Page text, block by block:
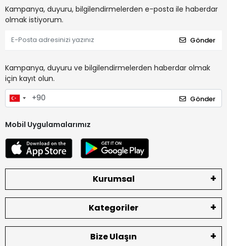
Kampanya, duyuru, bilgilendirmelerden e-posta ile haberdar
olmak istiyorum.
Gönder
Kampanya, duyuru ve bilgilendirmelerden haberdar olmak
için kayıt olun.
Gönder
Mobil Uygulamalarımız
Kurumsal
Kategoriler
Bize Ulaşın